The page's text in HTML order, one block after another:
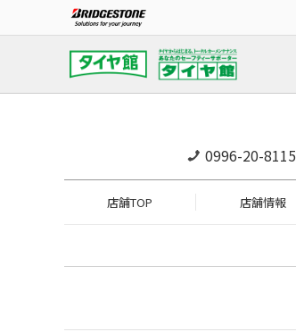
0996-20-8115
店舗TOP 店舗情報